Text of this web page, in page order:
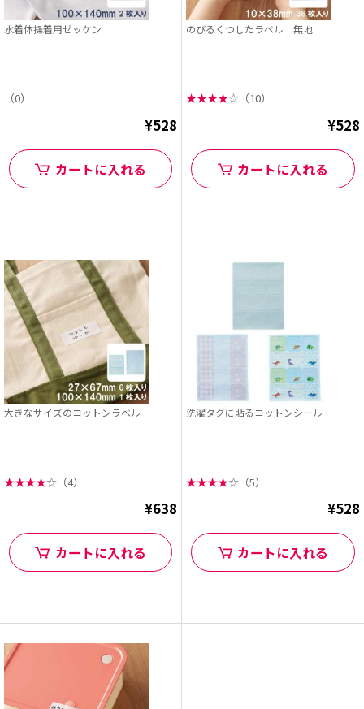
水着体操着用ゼッケン
（0）
¥528
カートに入れる
のびるくつしたラベル 無地
★★★★☆ （10）
¥528
カートに入れる
大きなサイズのコットンラベル
★★★★☆ （4）
¥638
カートに入れる
洗濯タグに貼るコットンシール
★★★★☆ （5）
¥528
カートに入れる